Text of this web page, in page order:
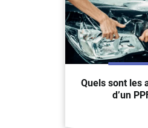
Quels sont les
d’un